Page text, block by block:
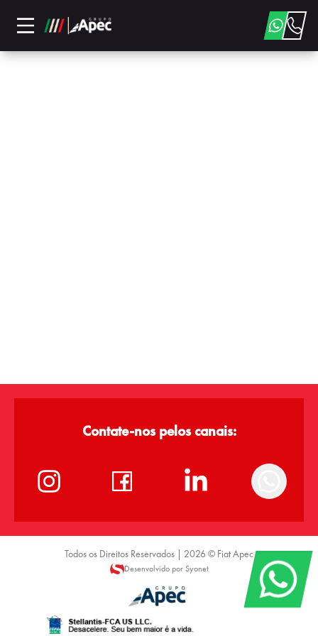
Contate-nos pelos canais:
Todos os Direitos Reservados | 2026 © Fiat Apec
Desenvolvido por Syonet